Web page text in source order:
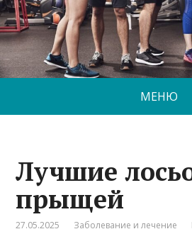
МЕНЮ
Лучшие
прыщей
27.05.2025 Заболевание и лечение